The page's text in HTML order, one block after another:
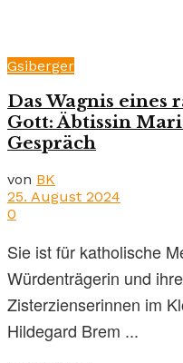
Gsiberger
Das Wagnis eines
Gott: Äbtissin
Gespräch
von BK
25. August 2024
0
Sie ist für katholische
Würdenträgerin und
Zisterzienserinnen im
Hildegard Brem ...